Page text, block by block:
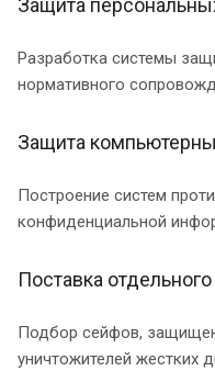
Защита
Разработка системы
нормативного
Защита
Построение систем
конфиденциальной
Поставка
Подбор сейфов,
уничтожителей жестких